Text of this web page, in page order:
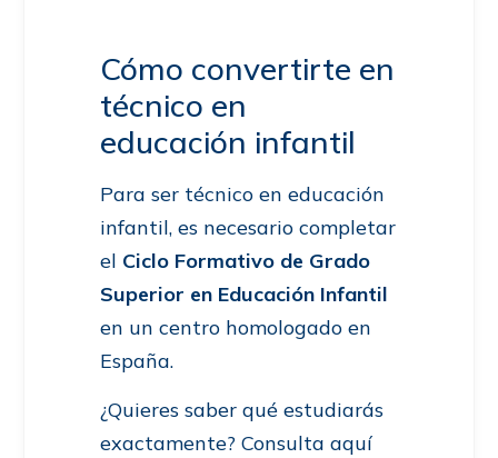
Cómo convertirte en
técnico en
educación infantil
Para ser técnico en educación
infantil, es necesario completar
el Ciclo Formativo de Grado
Superior en Educación Infantil
en un centro homologado en
España.
¿Quieres saber qué estudiarás
exactamente? Consulta aquí